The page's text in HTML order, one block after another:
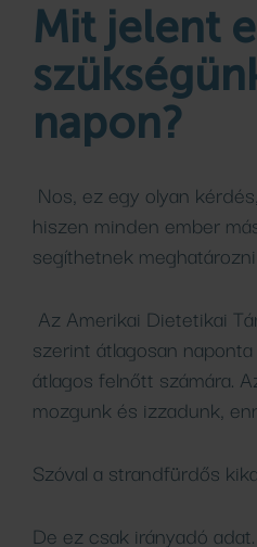
Mit jelent
napon?
Nos, ez egy olyan
hiszen minden ember
segíthetnek
Az Amerikai Dietetikai
szerint átlagosan
átlagos felnőtt számára.
mozgunk és izzadunk,
Szóval a strandfürdős
De ez csak irányadó